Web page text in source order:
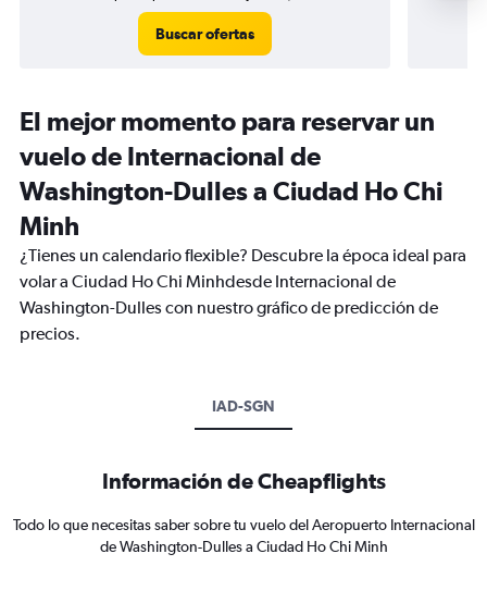
Buscar ofertas
El mejor momento para reservar un
vuelo de Internacional de
Washington-Dulles a Ciudad Ho Chi
Minh
¿Tienes un calendario flexible? Descubre la época ideal para
volar a Ciudad Ho Chi Minhdesde Internacional de
Washington-Dulles con nuestro gráfico de predicción de
precios.
IAD-SGN
Información de Cheapflights
Todo lo que necesitas saber sobre tu vuelo del Aeropuerto Internacional
de Washington-Dulles a Ciudad Ho Chi Minh